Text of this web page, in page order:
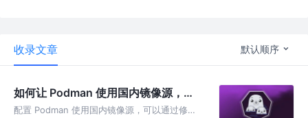
收录文章 默认顺序
如何让 Podman 使用国内镜像源，这
是我见过最牛的方法
配置 Podman 使用国内镜像源，可以通过修改